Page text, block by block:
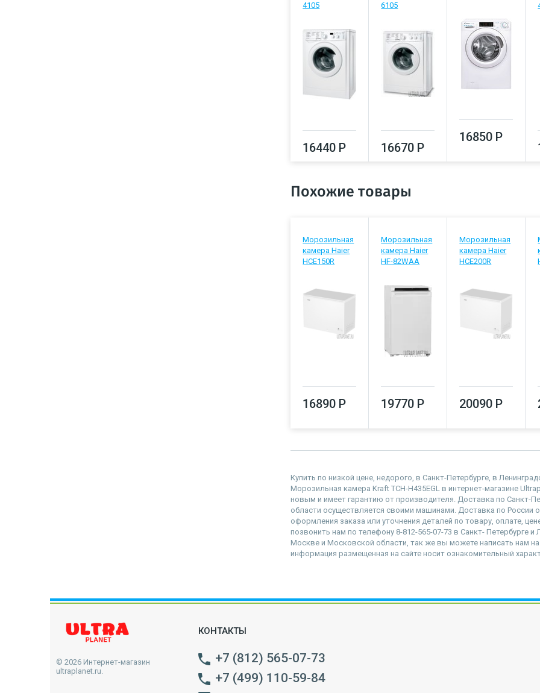
4105
16440 Р
6105
16670 Р
16850 Р
Похожие товары
Морозильная
камера Haier
HCE150R
16890 Р
Морозильная
камера Haier
HF-82WAA
19770 Р
Морозильная
камера Haier
HCE200R
20090 Р
Купить по низкой цене, недорого, в Санкт-Петербурге, в
Морозильная камера Kraft TCH-H435EGL в интернет-магазине
новым и имеет гарантию от производителя. Доставка по Санкт-
области осуществляется своими машинами. Доставка по России
оформления заказа или уточнения деталей по товару, оплате,
позвонить нам по телефону 8-812-565-07-73 в Санкт- Петербурге
Москве и Московской области, так же вы можете написать нам
информация размещенная на сайте носит ознакомительный
© 2026 Интернет-магазин
ultraplanet.ru.
КОНТАКТЫ
+7 (812) 565-07-73
+7 (499) 110-59-84